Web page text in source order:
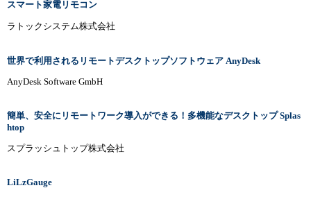
スマート家電リモコン
ラトックシステム株式会社
世界で利用されるリモートデスクトップソフトウェア AnyDesk
AnyDesk Software GmbH
簡単、安全にリモートワーク導入ができる！多機能なデスクトップ Splas
htop
スプラッシュトップ株式会社
LiLzGauge